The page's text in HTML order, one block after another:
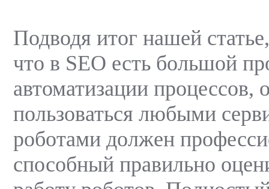
Подводя итог нашей
что в SEO есть большой
автоматизации процессов,
пользоваться любыми
роботами должен
способный правильно